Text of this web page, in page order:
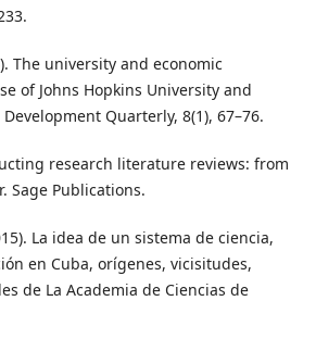
The university and economic
of Johns Hopkins University and
Quarterly, 8(1), 67–76.
research literature reviews: from
Sage Publications.
La idea de un sistema de ciencia,
en Cuba, orígenes, vicisitudes,
de La Academia de Ciencias de